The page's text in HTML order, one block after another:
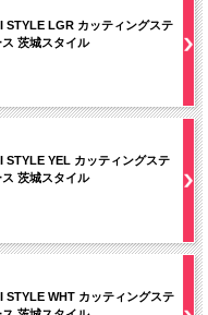
STYLE LGR カッティングステ
茨城スタイル
STYLE YEL カッティングステ
茨城スタイル
WHT カッティングステ